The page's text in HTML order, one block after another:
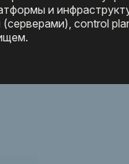
и
control